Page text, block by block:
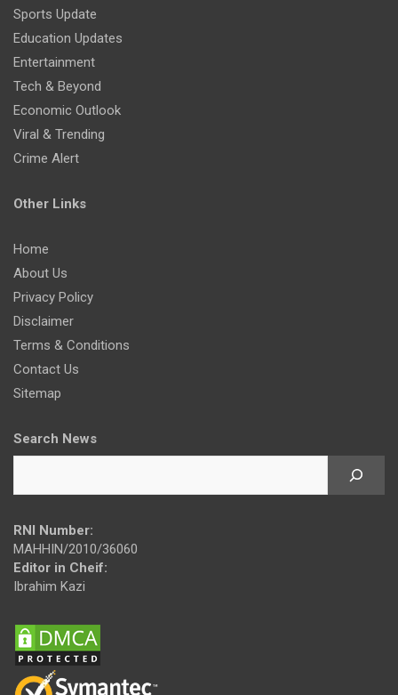
Sports Update
Education Updates
Entertainment
Tech & Beyond
Economic Outlook
Viral & Trending
Crime Alert
Other Links
Home
About Us
Privacy Policy
Disclaimer
Terms & Conditions
Contact Us
Sitemap
Search News
RNI Number:
MAHHIN/2010/36060
Editor in Cheif:
Ibrahim Kazi